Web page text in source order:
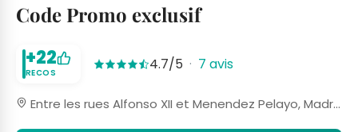
Code Promo exclusif
+22
RECOS 4.7/5 · 7 avis
Entre les rues Alfonso XII et Menendez Pelayo, Madrid, Espagne